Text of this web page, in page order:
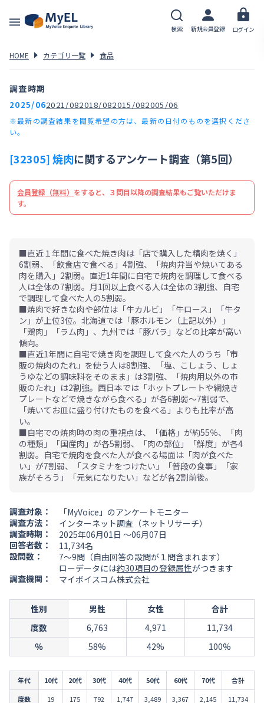
検索 新規会員登録 ログイン
HOME カテゴリ一覧 食品
調査時期
2025/062021/082018/082015/082005/06
※最新の調査結果を閲覧希望の方は、最新の日付のものを選択くださ
い。
[32305] 焼肉に関するアンケート調査（第5回）
会員登録（無料） をすると、３問目以降の調査結果もご覧いただけま
す。
■直近１年間に食べた焼き肉は「店で購入した精肉を焼く」
6割弱、「飲食店で食べる」4割強、「焼肉弁当や焼いてある
肉を購入」2割弱。直近1年間に自宅で焼肉を調理して食べる
人は全体の7割弱。月1回以上食べる人は全体の3割強、自宅
で調理して食べた人の5割弱。
■焼肉で好きな肉や部位は「牛カルビ」「牛ロース」「牛タ
ン」が上位3位。北海道では「豚ホルモン（上記以外）」
「鶏肉」「ラム肉」、九州では「豚バラ」などの比率が高い
傾向。
■直近1年間に自宅で焼き肉を調理して食べた人のうち「市
販の焼肉のたれ」を使う人は8割強、「塩、こしょう、しょ
うゆなどの調味料をそのまま」は3割強、「焼肉用以外の市
販のたれ」は2割強。西日本では「ホットプレートや網焼き
プレートなどで焼きながら食べる」が各6割弱～7割弱で、
「焼いてお皿に盛り付けたものを食べる」よりも比率が高
い。
■自宅での焼肉時の肉の重視点は、「価格」が約55％、「肉
の種類」「国産肉」が各5割弱、「肉の部位」「鮮度」が各4
割弱。自宅で焼肉を食べた人が食べる場面は「肉が食べた
い」が7割弱、「スタミナをつけたい」「普段の食事」「家
族がそろう」「元気になりたい」などが各2割前後。
調査対象：
「MyVoice」のアンケートモニター
調査方法：
インターネット調査（ネットリサーチ）
調査時期：
2025年06月01日 ～06月07日
回答者数：
11,734名
設問数：
7～9問（自由回答の設問が１問含まれます）
ローデータには約30項目の登録属性がつきます
調査機関：
マイボイスコム株式会社
性別 男性 女性
合計
度数
6,763 4,971
11,734
％
58% 42% 100%
年代 10代 20代 30代 40代 50代 60代 70代
合計
度数
19 175 792 1,747 3,489 3,367 2,145
11,734